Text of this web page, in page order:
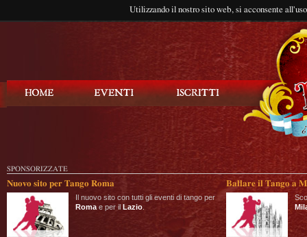
Utilizzando il nostro sito web, si acconsente
SPONSORIZZATE
Nuovo sito per Tango Roma
Il nuovo sito con tutti gli eventi di tango per
Roma e per il Lazio
Ballare il Tango a